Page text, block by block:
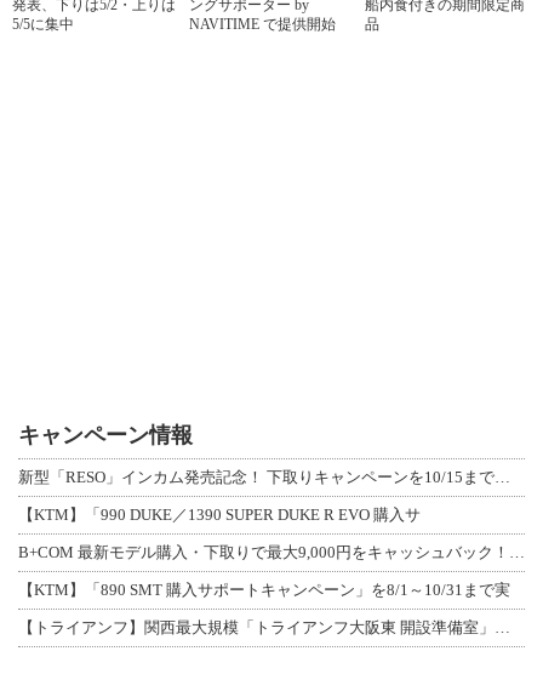
発表、下りは5/2・上りは
5/5に集中
ングサポーター by
NAVITIME で提供開始
船内食付きの期間限定商
品
キャンペーン情報
【KTM】「990 DUKE／1390 SUPER DUKE R EVO 購入サ
【KTM】「890 SMT 購入サポートキャンペーン」を8/1～10/31まで実